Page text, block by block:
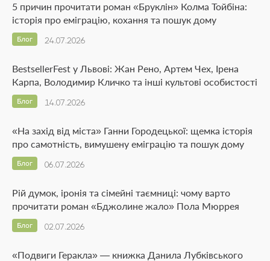
5 причин прочитати роман «Бруклін» Колма Тойбіна:
історія про еміграцію, кохання та пошук дому
24.07.2026
Блог
BestsellerFest у Львові: Жан Рено, Артем Чех, Ірена
Карпа, Володимир Кличко та інші культові особистості
14.07.2026
Блог
«На захід від міста» Ганни Городецької: щемка історія
про самотність, вимушену еміграцію та пошук дому
06.07.2026
Блог
Рій думок, іронія та сімейні таємниці: чому варто
прочитати роман «Бджолине жало» Пола Мюррея
02.07.2026
Блог
«Подвиги Геракла» — книжка Данила Лубківського